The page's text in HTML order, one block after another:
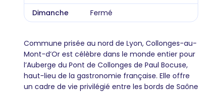
Dimanche
Fermé
Commune prisée au nord de Lyon, Collonges-au-
Mont-d’Or est célèbre dans le monde entier pour
l’Auberge du Pont de Collonges de Paul Bocuse,
haut-lieu de la gastronomie française. Elle offre
un cadre de vie privilégié entre les bords de Saône